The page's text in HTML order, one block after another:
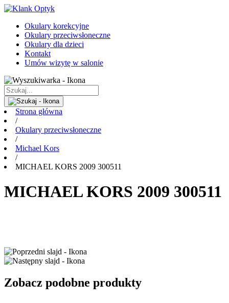
Okulary korekcyjne
Okulary przeciwsłoneczne
Okulary dla dzieci
Kontakt
Umów wizytę w salonie
Strona główna
/
Okulary przeciwsłoneczne
/
Michael Kors
/
MICHAEL KORS 2009 300511
MICHAEL KORS 2009 300511
Zobacz podobne produkty